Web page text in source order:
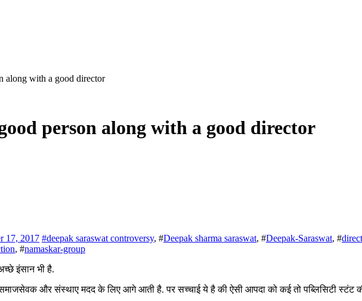
along with a good director
person along with a good director
17, 2017 #deepak saraswat controversy, #Deepak sharma saraswat, #Deepak-Saraswat, #
, #namaskar-group
इंसान भी है.
और संस्थाए मदद के लिए आगे आती है. पर सच्चाई ये है की ऐसी आपदा को कई तो पब्लिसिटी स्टंट